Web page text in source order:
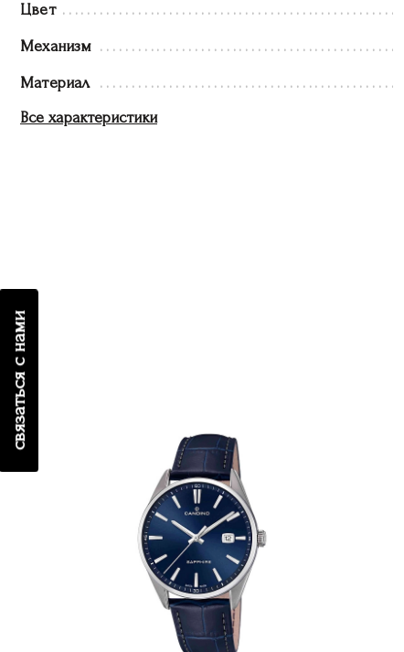
связаться с нами
Цвет
Механизм
Материал
Все характеристики